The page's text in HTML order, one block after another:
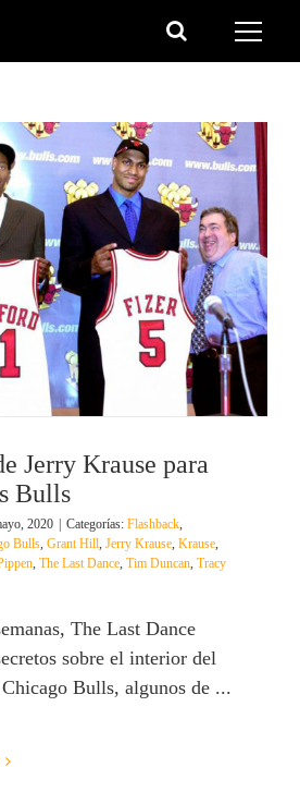
Jerry Krause para
Bulls
2020 | Categorías: Flashback
Bulls Grant Hill Jerry Krause Krause
The Last Dance Tim Duncan Tracy
The Last Dance
sobre el interior del
Bulls, algunos de ...